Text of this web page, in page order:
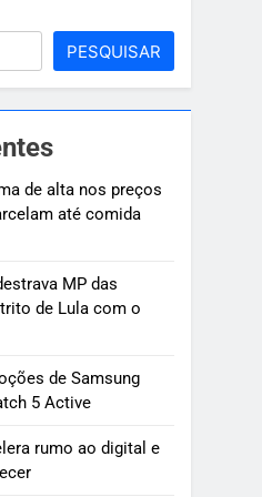
PESQUISAR
de alta nos preços
até comida
MP das
de Lula com o
de Samsung
5 Active
rumo ao digital e